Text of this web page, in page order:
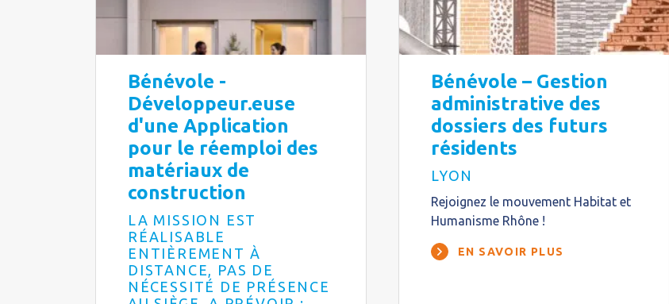
Bénévole -
Développeur.euse
d'une Application
pour le réemploi des
matériaux de
construction
LA MISSION EST
RÉALISABLE
ENTIÈREMENT À
DISTANCE, PAS DE
NÉCESSITÉ DE PRÉSENCE
Bénévole – Gestion
administrative des
dossiers des futurs
résidents
LYON
Rejoignez le mouvement Habitat et
Humanisme Rhône !
EN SAVOIR PLUS